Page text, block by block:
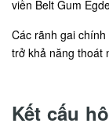
viền Belt Gum
Các rãnh gai
trở khả năng thoát
Kết cấu